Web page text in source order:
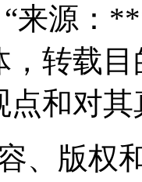
来源：
，转载
点和对
、版权